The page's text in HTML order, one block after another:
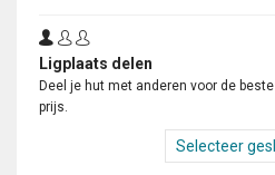
Ligplaats delen
Deel je hut met anderen voor de beste
prijs.